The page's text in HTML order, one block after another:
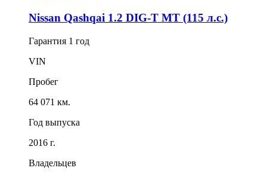
Nissan Qashqai 1.2 DIG-T MT (115 л.с.)
Гарантия 1 год
VIN
Пробег
64 071 км.
Год выпуска
2016 г.
Владельцев